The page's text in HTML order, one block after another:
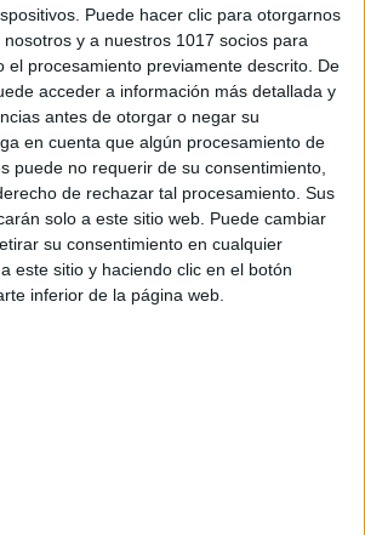
Puede hacer clic para otorgarnos
y a nuestros 1017 socios para
el procesamiento previamente descrito. De
acceder a información más detallada y
antes de otorgar o negar su
en cuenta que algún procesamiento de
puede no requerir de su consentimiento,
de rechazar tal procesamiento. Sus
solo a este sitio web. Puede cambiar
su consentimiento en cualquier
este sitio y haciendo clic en el botón
inferior de la página web.